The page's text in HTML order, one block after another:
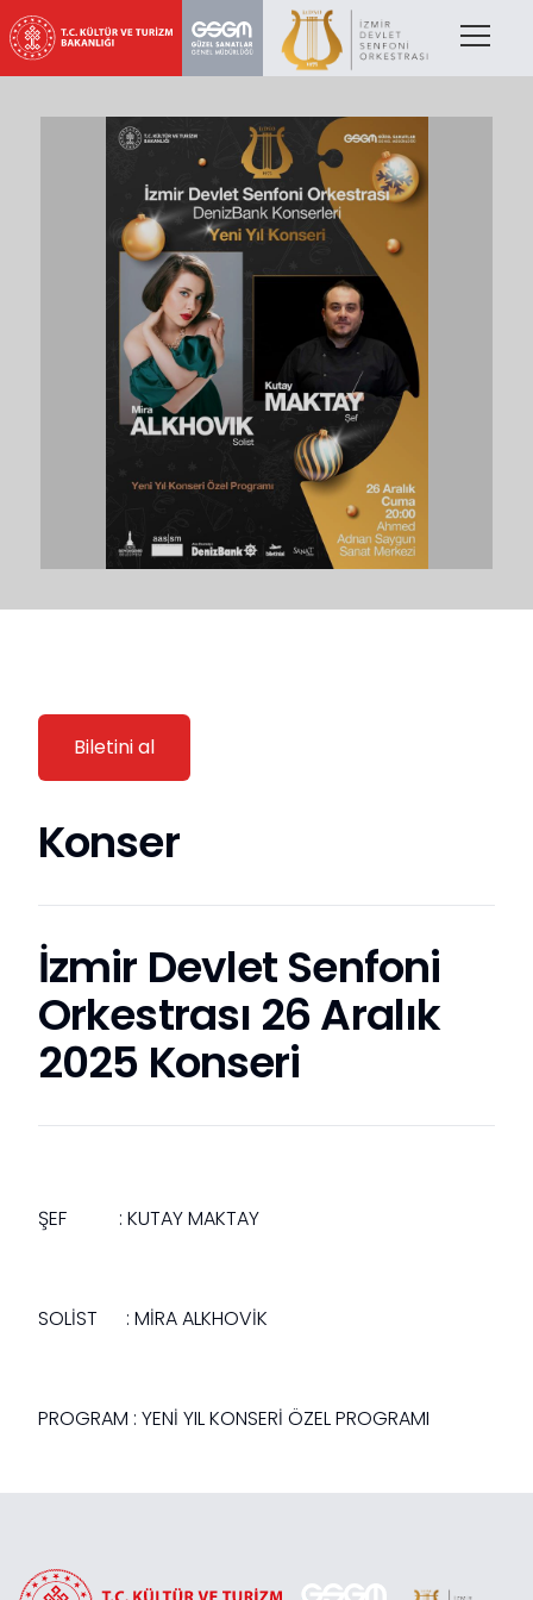
Biletini al
Konser
İzmir Devlet Senfoni
Orkestrası 26 Aralık
2025 Konseri
ŞEF : KUTAY MAKTAY
SOLİST : MİRA ALKHOVİK
PROGRAM : YENİ YIL KONSERİ ÖZEL PROGRAMI